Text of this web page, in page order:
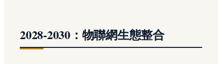
2028-2030：物聯網生態整合